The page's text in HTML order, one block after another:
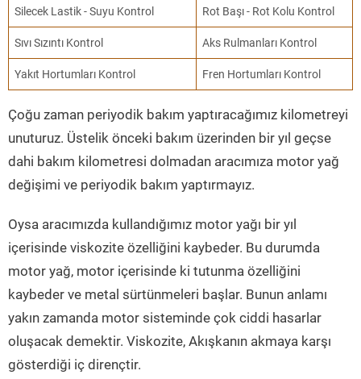
Silecek Lastik - Suyu Kontrol Rot Başı - Rot Kolu Kontrol
Sıvı Sızıntı Kontrol Aks Rulmanları Kontrol
Yakıt Hortumları Kontrol Fren Hortumları Kontrol
Çoğu zaman periyodik bakım yaptıracağımız kilometreyi
unuturuz. Üstelik önceki bakım üzerinden bir yıl geçse
dahi bakım kilometresi dolmadan aracımıza motor yağ
değişimi ve periyodik bakım yaptırmayız.
Oysa aracımızda kullandığımız motor yağı bir yıl
içerisinde viskozite özelliğini kaybeder. Bu durumda
motor yağ, motor içerisinde ki tutunma özelliğini
kaybeder ve metal sürtünmeleri başlar. Bunun anlamı
yakın zamanda motor sisteminde çok ciddi hasarlar
oluşacak demektir. Viskozite, Akışkanın akmaya karşı
gösterdiği iç dirençtir.